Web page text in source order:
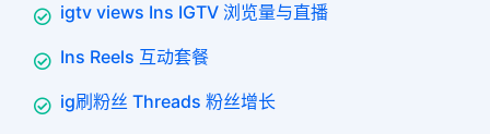
igtv views Ins IGTV 浏览量与直播
Ins Reels 互动套餐
ig刷粉丝 Threads 粉丝增长